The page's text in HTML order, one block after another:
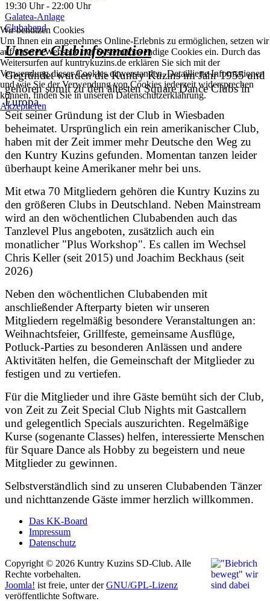
19:30 Uhr - 22:00 Uhr
Galatea-Anlage
Clubabend
Unsere Clubinformation
Gegründet wurden die Kuntry Kuzins im Jahr 1955 und
gehören somit zu den ältesten Square Dance Clubs in
Europa.
Seit seiner Gründung ist der Club in Wiesbaden
beheimatet. Ursprünglich ein rein amerikanischer Club,
haben mit der Zeit immer mehr Deutsche den Weg zu
den Kuntry Kuzins gefunden. Momentan tanzen leider
überhaupt keine Amerikaner mehr bei uns.
Mit etwa 70 Mitgliedern gehören die Kuntry Kuzins zu
den größeren Clubs in Deutschland. Neben Mainstream
wird an den wöchentlichen Clubabenden auch das
Tanzlevel Plus angeboten, zusätzlich auch ein
monatlicher "Plus Workshop". Es callen im Wechsel
Chris Keller (seit 2015) und Joachim Beckhaus (seit
2026)
Neben den wöchentlichen Clubabenden mit
anschließender Afterparty bieten wir unseren
Mitgliedern regelmäßig besondere Veranstaltungen an:
Weihnachtsfeier, Grillfeste, gemeinsame Ausflüge,
Potluck-Parties zu besonderen Anlässen und andere
Aktivitäten helfen, die Gemeinschaft der Mitglieder zu
festigen und zu vertiefen.
Für die Mitglieder und ihre Gäste bemüht sich der Club,
von Zeit zu Zeit Special Club Nights mit Gastcallern
und gelegentlich Specials auszurichten. Regelmäßige
Kurse (sogenante Classes) helfen, interessierte Menschen
für Square Dance als Hobby zu begeistern und neue
Mitglieder zu gewinnen.
Selbstverständlich sind zu unseren Clubabenden Tänzer
und nichttanzende Gäste immer herzlich willkommen.
Das KK-Board
Impressum
Datenschutz
Copyright © 2026 Kuntry Kuzins SD-Club. Alle
Rechte vorbehalten.
Joomla! ist freie, unter derGNU/GPL-Lizenz
veröffentlichte Software.
Wir benutzen Cookies
Um Ihnen ein angenehmes Online-Erlebnis zu ermöglichen, setzen wir
auf unserer Webseite nur Systemnotwendige Cookies ein. Durch das
Weitersurfen auf kuntrykuzins.de erklären Sie sich mit der
Verwendung dieser Cookies einverstanden. Detaillierte Informationen
und wie Sie der Verwendung von Cookies jederzeit widersprechen
können, finden Sie in unseren Datenschutzerklährung.
Akzeptieren